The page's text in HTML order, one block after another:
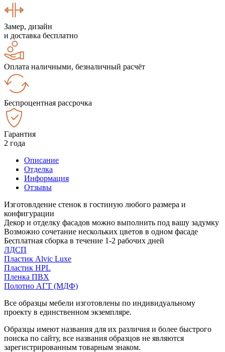
Замер, дизайн
и доставка бесплатно
Оплата наличными, безналичный расчёт
Беспроцентная рассрочка
Гарантия
2 года
Описание
Отделка
Информация
Отзывы
Изготовлдение стенок в гостиную любого размера и
конфигурации
Декор и отделку фасадов можно выполнить под вашу задумку
Возможно сочетание нескольких цветов в одном фасаде
Бесплатная сборка в течение 1-2 рабочих дней
ЛДСП
Пластик Alvic Luxe
Пластик HPL
Пленка ПВХ
Полотно АГТ (МДФ)
Все образцы мебели изготовлены по индивидуальному
проекту в единственном экземпляре.
Образцы имеют названия для их различия и более быстрого
поиска по сайту, все названия образцов не являются
зарегистрированным товарным знаком.